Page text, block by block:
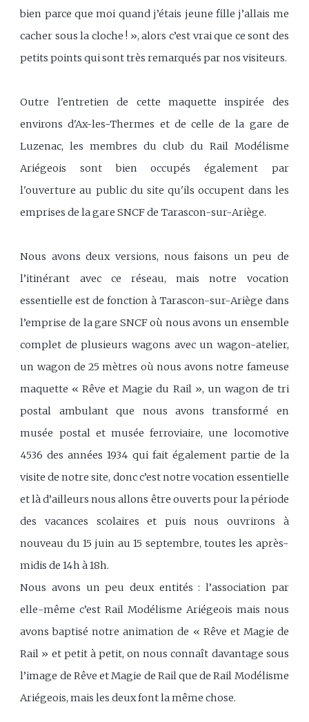
bien parce que moi quand j’étais jeune fille j’allais me
cacher sous la cloche ! », alors c’est vrai que ce sont des
petits points qui sont très remarqués par nos visiteurs.
Outre l'entretien de cette maquette inspirée des
environs d'Ax-les-Thermes et de celle de la gare de
Luzenac, les membres du club du Rail Modélisme
Ariégeois sont bien occupés également par
l'ouverture au public du site qu'ils occupent dans les
emprises de la gare SNCF de Tarascon-sur-Ariège.
Nous avons deux versions, nous faisons un peu de
l’itinérant avec ce réseau, mais notre vocation
essentielle est de fonction à Tarascon-sur-Ariège dans
l’emprise de la gare SNCF où nous avons un ensemble
complet de plusieurs wagons avec un wagon-atelier,
un wagon de 25 mètres où nous avons notre fameuse
maquette « Rêve et Magie du Rail », un wagon de tri
postal ambulant que nous avons transformé en
musée postal et musée ferroviaire, une locomotive
4536 des années 1934 qui fait également partie de la
visite de notre site, donc c’est notre vocation essentielle
et là d’ailleurs nous allons être ouverts pour la période
des vacances scolaires et puis nous ouvrirons à
nouveau du 15 juin au 15 septembre, toutes les après-
midis de 14h à 18h.
Nous avons un peu deux entités : l’association par
elle-même c’est Rail Modélisme Ariégeois mais nous
avons baptisé notre animation de « Rêve et Magie de
Rail » et petit à petit, on nous connaît davantage sous
l’image de Rêve et Magie de Rail que de Rail Modélisme
Ariégeois, mais les deux font la même chose.